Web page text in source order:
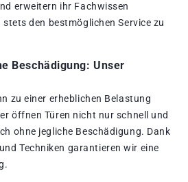
erweitern ihr Fachwissen
den bestmöglichen Service zu
Beschädigung: Unser
zu einer erheblichen Belastung
öffnen Türen nicht nur schnell und
ohne jegliche Beschädigung. Dank
Techniken garantieren wir eine